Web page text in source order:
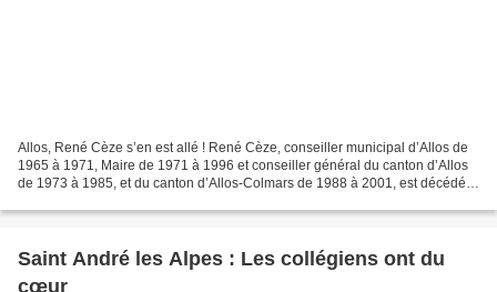
Allos, René Cèze s’en est allé ! René Cèze, conseiller municipal d’Allos de
1965 à 1971, Maire de 1971 à 1996 et conseiller général du canton d’Allos
de 1973 à 1985, et du canton d’Allos-Colmars de 1988 à 2001, est décédé
Saint André les Alpes : Les collégiens ont du
cœur